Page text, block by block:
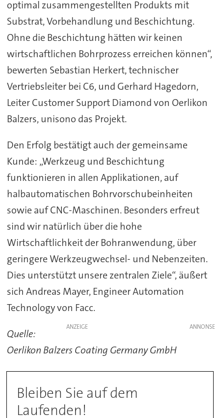
optimal zusammengestellten Produkts mit
Substrat, Vorbehandlung und Beschichtung.
Ohne die Beschichtung hätten wir keinen
wirtschaftlichen Bohrprozess erreichen können“,
bewerten Sebastian Herkert, technischer
Vertriebsleiter bei C6, und Gerhard Hagedorn,
Leiter Customer Support Diamond von Oerlikon
Balzers, unisono das Projekt.
Den Erfolg bestätigt auch der gemeinsame
Kunde: „Werkzeug und Beschichtung
funktionieren in allen Applikationen, auf
halbautomatischen Bohrvorschubeinheiten
sowie auf CNC-Maschinen. Besonders erfreut
sind wir natürlich über die hohe
Wirtschaftlichkeit der Bohranwendung, über
geringere Werkzeugwechsel- und Nebenzeiten.
Dies unterstützt unsere zentralen Ziele“, äußert
sich Andreas Mayer, Engineer Automation
Technology von Facc.
ANZEIGE
Quelle:
Oerlikon Balzers Coating Germany GmbH
Bleiben Sie auf dem
Laufenden!